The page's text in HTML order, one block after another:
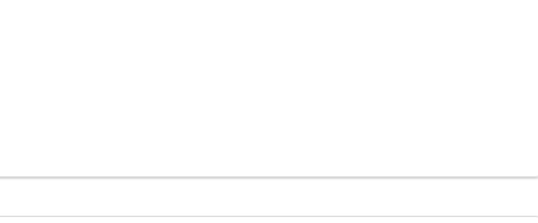
proche est à environ 200 m). Sur un terrain de 4000 m², la
de 30 m² et un hangar ouvert de 80 m². La maison dispose